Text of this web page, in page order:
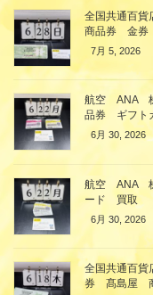
全国共通百
商品券 金
7月 5, 2026
航空 ANA
品券 ギフト
6月 30, 2026
航空 ANA
ード 買取
6月 30, 2026
全国共通百
券 髙島屋